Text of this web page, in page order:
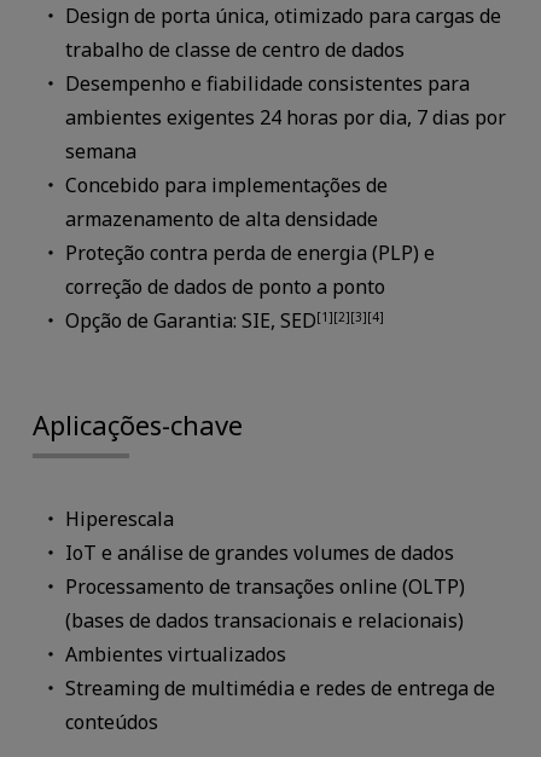
Design de porta única, otimizado para cargas de
trabalho de classe de centro de dados
Desempenho e fiabilidade consistentes para
ambientes exigentes 24 horas por dia, 7 dias por
semana
Concebido para implementações de
armazenamento de alta densidade
Proteção contra perda de energia (PLP) e
correção de dados de ponto a ponto
Opção de Garantia: SIE, SED[1][2][3][4]
Aplicações-chave
Hiperescala
IoT e análise de grandes volumes de dados
Processamento de transações online (OLTP)
(bases de dados transacionais e relacionais)
Ambientes virtualizados
Streaming de multimédia e redes de entrega de
conteúdos